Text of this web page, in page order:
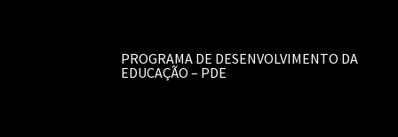
PROGRAMA DE DESENVOLVIMENTO DA
EDUCAÇÃO – PDE